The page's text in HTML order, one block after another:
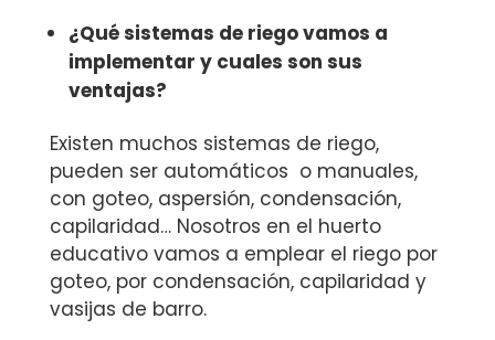
¿Qué sistemas de riego vamos a
implementar y cuales son sus
ventajas?
Existen muchos sistemas de riego,
pueden ser automáticos o manuales,
con goteo, aspersión, condensación,
capilaridad… Nosotros en el huerto
educativo vamos a emplear el riego por
goteo, por condensación, capilaridad y
vasijas de barro.